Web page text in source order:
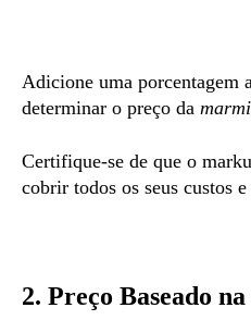
Adicione uma porcentagem
determinar o preço da
Certifique-se de que o
cobrir todos os seus custos
2. Preço Baseado